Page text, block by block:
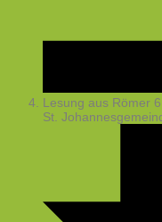
Lesung aus Römer
St.